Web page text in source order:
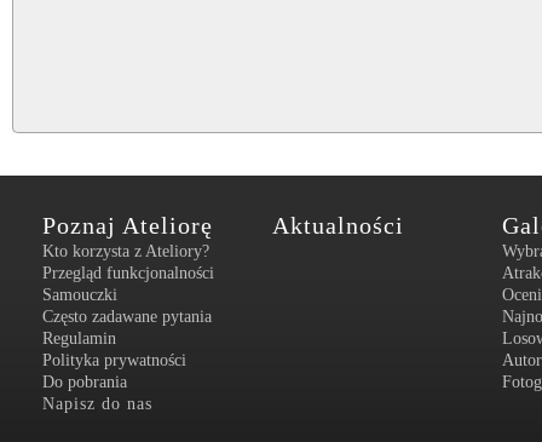
Poznaj Ateliorę
Kto korzysta z Ateliory?
Przegląd funkcjonalności
Samouczki
Często zadawane pytania
Regulamin
Polityka prywatności
Do pobrania
Napisz do nas
Aktualności